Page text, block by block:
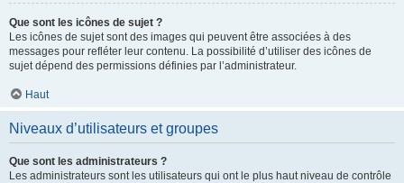
Que sont les icônes de sujet ?
Les icônes de sujet sont des images qui peuvent être associées à des
messages pour refléter leur contenu. La possibilité d’utiliser des icônes de
sujet dépend des permissions définies par l’administrateur.
Haut
Niveaux d’utilisateurs et groupes
Que sont les administrateurs ?
Les administrateurs sont les utilisateurs qui ont le plus haut niveau de contrôle